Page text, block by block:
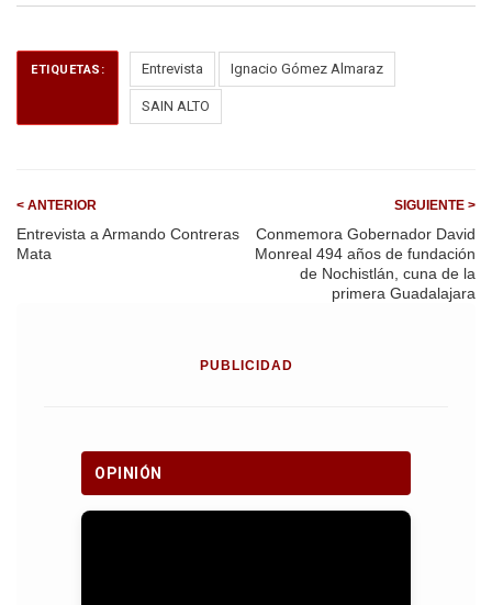
ETIQUETAS: Entrevista Ignacio Gómez Almaraz
SAIN ALTO
< ANTERIOR
Entrevista a Armando Contreras
Mata
SIGUIENTE >
Conmemora Gobernador David
Monreal 494 años de fundación
de Nochistlán, cuna de la
primera Guadalajara
PUBLICIDAD
OPINIÓN